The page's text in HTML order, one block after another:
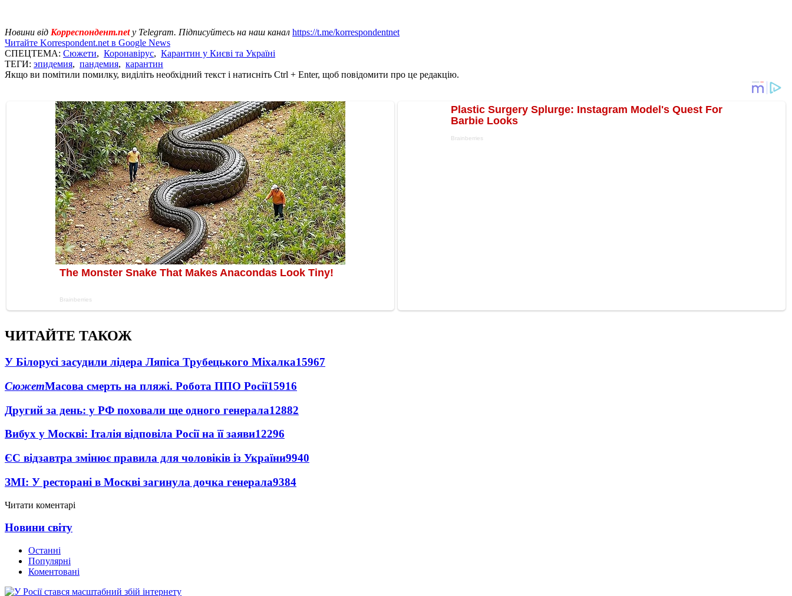
Новини від Корреспондент.net у Telegram. Підписуйтесь на наш канал https://t.me/korrespondentnet
Читайте Korrespondent.net в Google News
СПЕЦТЕМА: Сюжети, Коронавірус, Карантин у Києві та Україні
ТЕГИ: эпидемия, пандемия, карантин
Якщо ви помітили помилку, виділіть необхідний текст і натисніть Ctrl + Enter, щоб повідомити про це редакцію.
ЧИТАЙТЕ ТАКОЖ
У Білорусі засудили лідера Ляпіса Трубецького Міхалка15967
СюжетМасова смерть на пляжі. Робота ППО Росії15916
Другий за день: у РФ поховали ще одного генерала12882
Вибух у Москві: Італія відповіла Росії на її заяви12296
ЄС відзавтра змінює правила для чоловіків із України9940
ЗМІ: У ресторані в Москві загинула дочка генерала9384
Читати коментарі
Новини світу
Останні
Популярні
Коментовані